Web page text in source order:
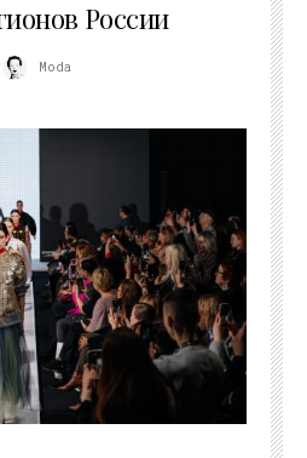
России
Moda